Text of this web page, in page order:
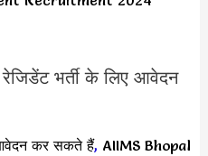
भर्ती के लिए आवेदन
कर सकते हैं, AIIMS Bhopal